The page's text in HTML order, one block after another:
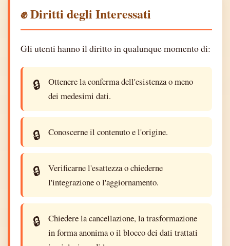
✊ Diritti degli Interessati
Gli utenti hanno il diritto in qualunque momento di:
Ottenere la conferma dell'esistenza o meno
dei medesimi dati.
Conoscerne il contenuto e l'origine.
Verificarne l'esattezza o chiederne
l'integrazione o l'aggiornamento.
Chiedere la cancellazione, la trasformazione
in forma anonima o il blocco dei dati trattati